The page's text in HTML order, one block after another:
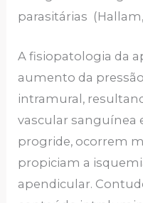
parasitárias (Hallam,
A fisiopatologia da
aumento da
intramural,
vascular sanguínea
progride, ocorrem
propiciam a
apendicular.